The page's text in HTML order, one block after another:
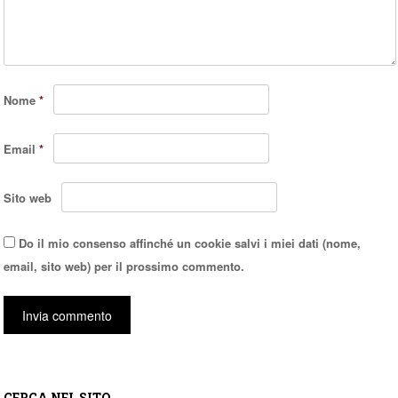
Nome*
Email*
Sito web
Do il mio consenso affinché un cookie salvi i miei dati (nome,
email, sito web) per il prossimo commento.